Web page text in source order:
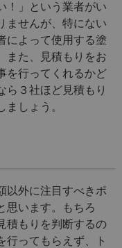
！」という業者がい
ませんが、特にない
によって使用する塗
また、見積もりをお
を行ってくれるかど
ら３社ほど見積もり
しょう。
以外に注目すべきポ
思います。もちろ
積もりを判断するの
行ってもらえず、ト